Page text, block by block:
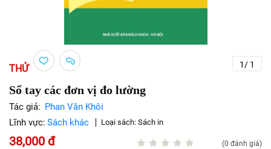
1 / 1
THỬ
Sổ tay các đơn vị đo lường
Tác giả: Phan Văn Khôi
Lĩnh vực: Sách khác Loại sách: Sách in
38,000 đ (0 đánh giá)